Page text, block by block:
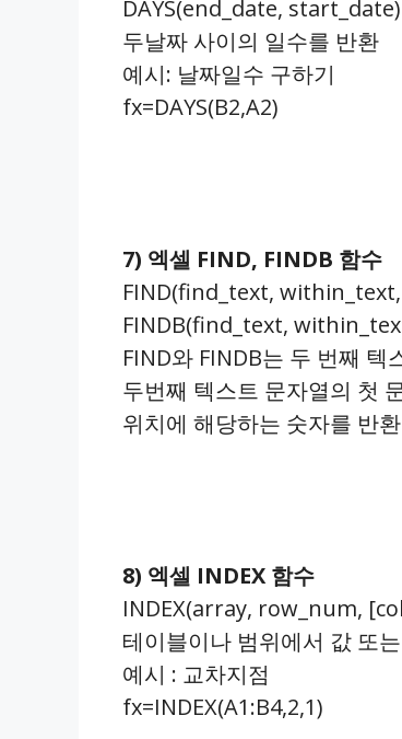
DAYS(end_date, start_date)
두날짜 사이의 일수를 반환
예시: 날짜일수 구하기
fx=DAYS(B2,A2)
7) 엑셀 FIND, FINDB 함수
FIND(find_text,
FINDB(find_text,
FIND와 FINDB는 두 번째
두번째 텍스트 문자열의 첫
위치에 해당하는 숫자를 반환
8) 엑셀 INDEX 함수
INDEX(array, row_num,
테이블이나 범위에서 값 또
예시 : 교차지점
fx=INDEX(A1:B4,2,1)